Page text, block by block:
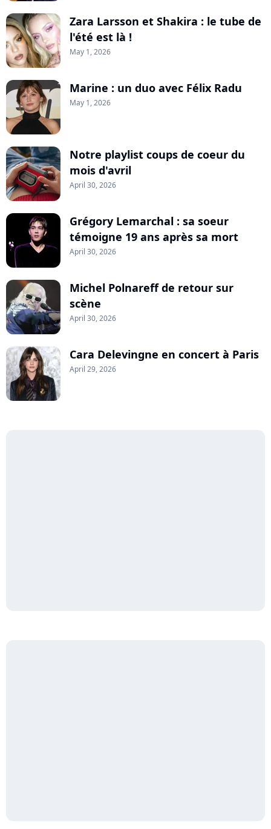
Zara Larsson et Shakira : le tube de
l'été est là !
May 1, 2026
Marine : un duo avec Félix Radu
May 1, 2026
Notre playlist coups de coeur du
mois d'avril
April 30, 2026
Grégory Lemarchal : sa soeur
témoigne 19 ans après sa mort
April 30, 2026
Michel Polnareff de retour sur
scène
April 30, 2026
Cara Delevingne en concert à Paris
April 29, 2026